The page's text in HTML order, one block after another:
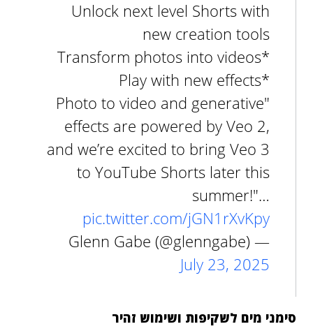
Unlock next level Shorts with
new creation tools
*Transform photos into videos
*Play with new effects
"Photo to video and generative
effects are powered by Veo 2,
and we’re excited to bring Veo 3
to YouTube Shorts later this
summer!"…
pic.twitter.com/jGN1rXvKpy
— Glenn Gabe (@glenngabe)
July 23, 2025
סימני מים לשקיפות ושימוש זהיר